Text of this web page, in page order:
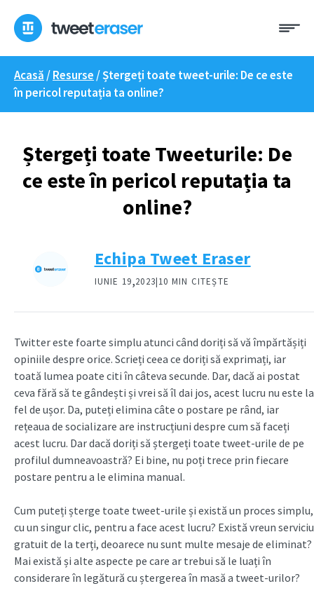
conținut
Acasă /Resurse /Ștergeți toate tweet-urile: De ce este
în pericol reputația ta online?
Ștergeți toate Tweeturile: De
ce este în pericol reputația ta
online?
Echipa Tweet Eraser
IUNIE 19,2023|10 MIN CITEȘTE
Twitter este foarte simplu atunci când doriți să vă împărtășiți
opiniile despre orice. Scrieți ceea ce doriți să exprimați, iar
toată lumea poate citi în câteva secunde. Dar, dacă ai postat
ceva fără să te gândești și vrei să îl dai jos, acest lucru nu este la
fel de ușor. Da, puteți elimina câte o postare pe rând, iar
rețeaua de socializare are instrucțiuni despre cum să faceți
acest lucru. Dar dacă doriți să ștergeți toate tweet-urile de pe
profilul dumneavoastră? Ei bine, nu poți trece prin fiecare
postare pentru a le elimina manual.
Cum puteți șterge toate tweet-urile și există un proces simplu,
cu un singur clic, pentru a face acest lucru? Există vreun serviciu
gratuit de la terți, deoarece nu sunt multe mesaje de eliminat?
Mai există și alte aspecte pe care ar trebui să le luați în
considerare în legătură cu ștergerea în masă a tweet-urilor?